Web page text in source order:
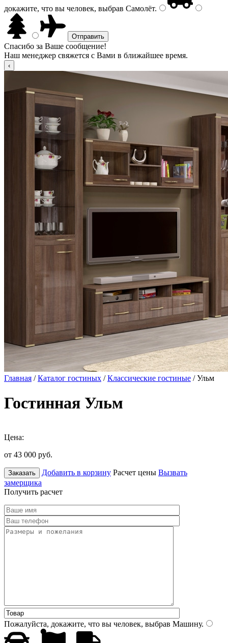
докажите, что вы человек, выбрав Самолёт.
Спасибо за Ваше сообщение!
Наш менеджер свяжется с Вами в ближайшее время.
Главная /Каталог гостиных /Классические гостиные / Ульм
Гостинная Ульм
Цена:
от 43 000 руб.
Заказать Добавить в корзину Расчет цены Вызвать
замерщика
Получить расчет
Пожалуйста, докажите, что вы человек, выбрав Машину.